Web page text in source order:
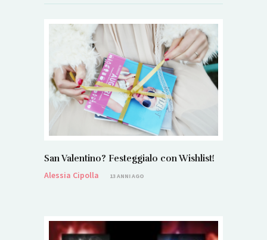
San Valentino? Festeggialo con Wishlist!
Alessia Cipolla
13 ANNI AGO